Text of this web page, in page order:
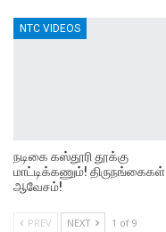
NTC VIDEOS
நடிகை கஸ்தூரி தூக்கு
மாட்டிக்கணும்! திருநங்கைகள்
ஆவேசம்!
PREV NEXT 1 of 9